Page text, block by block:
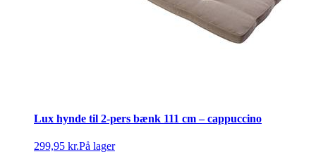
Lux hynde til 2-pers bænk 111 cm – cappuccino
299,95 kr.På lager